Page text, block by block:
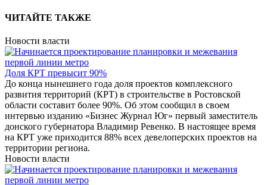
ЧИТАЙТЕ ТАКЖЕ
Новости власти
Доля КРТ превысит 90%
До конца нынешнего года доля проектов комплексного
развития территорий (КРТ) в строительстве в Ростовской
области составит более 90%. Об этом сообщил в своем
интервью изданию «Бизнес Журнал Юг» первый заместитель
донского губернатора Владимир Ревенко. В настоящее время
на КРТ уже приходится 88% всех девелоперских проектов на
территории региона.
Новости власти